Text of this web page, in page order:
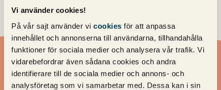
Vi använder cookies!
På vår sajt använder vi cookies för att anpassa
innehållet och annonserna till användarna, tillhandahålla
funktioner för sociala medier och analysera vår trafik. Vi
vidarebefordrar även sådana cookies och andra
identifierare till de sociala medier och annons- och
analysföretag som vi samarbetar med. Dessa kan i sin
Vill du ha en offert?